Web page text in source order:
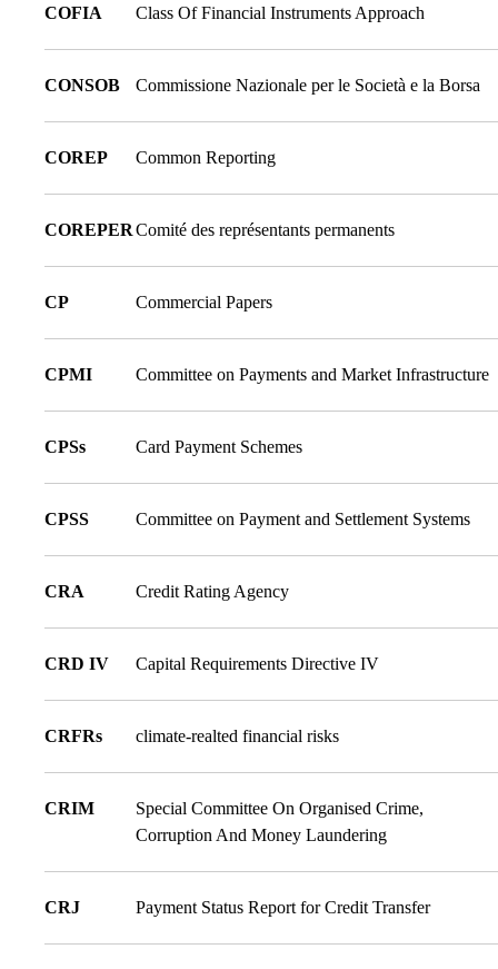
COFIA Class Of Financial Instruments Approach
CONSOB Commissione Nazionale per le Società e la Borsa
COREP Common Reporting
COREPERComité des représentants permanents
CP Commercial Papers
CPMI Committee on Payments and Market Infrastructure
CPSs Card Payment Schemes
CPSS Committee on Payment and Settlement Systems
CRA Credit Rating Agency
CRD IV Capital Requirements Directive IV
CRFRs climate-realted financial risks
CRIM
Special Committee On Organised Crime,
Corruption And Money Laundering
CRJ Payment Status Report for Credit Transfer